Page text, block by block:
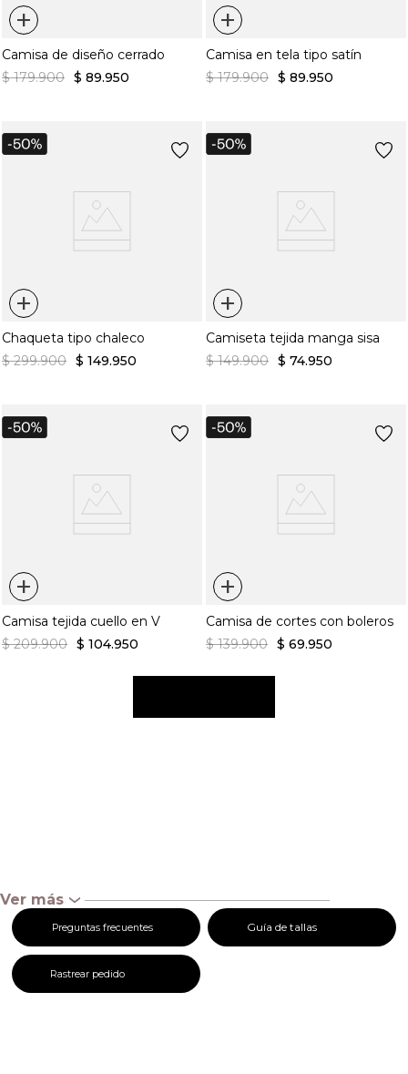
+
Camisa de diseño cerrado
$ 179.900 $ 89.950
+
Camisa en tela tipo satín
$ 179.900 $ 89.950
+
Chaqueta tipo chaleco
$ 299.900 $ 149.950
+
Camiseta tejida manga sisa
$ 149.900 $ 74.950
+
Camisa tejida cuello en V
$ 209.900 $ 104.950
+
Camisa de cortes con boleros
$ 139.900 $ 69.950